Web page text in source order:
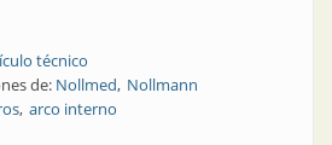
técnico
de: Nollmed Nollmann
arco interno